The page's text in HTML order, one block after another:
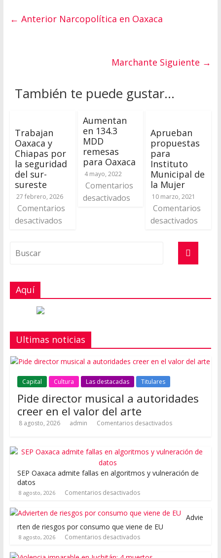
← AnteriorNarcopolítica en Oaxaca
Marchante Siguiente →
También te puede gustar...
Trabajan
Oaxaca y
Chiapas por
la seguridad
del sur-
sureste
27 febrero, 2026
Comentarios
desactivados
Aumentan
en 134.3
MDD
remesas
para Oaxaca
4 mayo, 2022
Comentarios
desactivados
Aprueban
propuestas
para
Instituto
Municipal de
la Mujer
10 marzo, 2021
Comentarios
desactivados
Aquí
Ultimas noticias
Capital Cultura Las destacadas Titulares
Pide director musical a autoridades
creer en el valor del arte
8 agosto, 2026 admin Comentarios desactivados
SEP Oaxaca admite fallas en algoritmos y vulneración de
datos
8 agosto, 2026 Comentarios desactivados
Advie
rten de riesgos por consumo que viene de EU
8 agosto, 2026 Comentarios desactivados